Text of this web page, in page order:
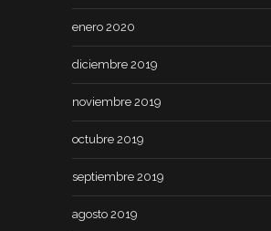
enero 2020
diciembre 2019
noviembre 2019
octubre 2019
septiembre 2019
agosto 2019